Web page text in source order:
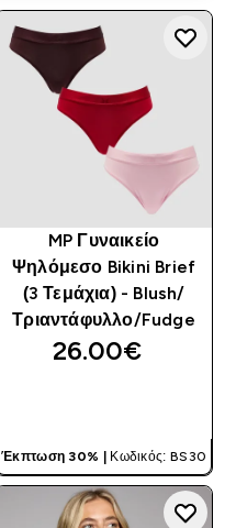
MP Γυναικείο
Ψηλόμεσο Bikini Brief
(3 Τεμάχια) - Blush/
Τριαντάφυλλο/Fudge
26.00€‎
Έκπτωση 30% | Κωδικός: BS30